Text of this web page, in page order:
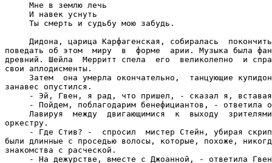
     Мне в землю лечь
     И навек уснуть
     Ты смерть и судьбу мою забудь.
Дидона, царица Карфагенская, собиралась
поведать об этом  миру  в  форме  арии. Музыка была
древний. Шейла  Мерритт спела  его  великолепно  и
свои аплодисменты.
Затем  она умерла окончательно,  танцующие
занавес опустился.
- Эй, Гвен, я рад, что пришел, - сказал я,
- Пойдем, поблагодарим бенефициантов, - ответила
Лавируя  между  двигающимися  к  выходу
оркестру.
- Где Стив? -  спросил  мистер Стейн, убирая
были длинные с проседью волосы, которые, похоже,
знакомства с расческой.
- На дежурстве, вместе с Джоанной, - ответила